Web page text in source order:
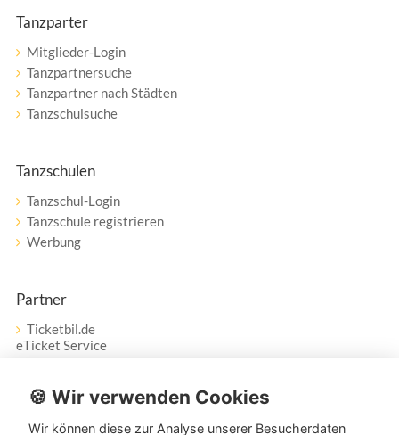
Tanzparter
Mitglieder-Login
Tanzpartnersuche
Tanzpartner nach Städten
Tanzschulsuche
Tanzschulen
Tanzschul-Login
Tanzschule registrieren
Werbung
Partner
Ticketbil.de
eTicket Service
Vertrag widerrufen
🍪 Wir verwenden Cookies
Wir können diese zur Analyse unserer Besucherdaten